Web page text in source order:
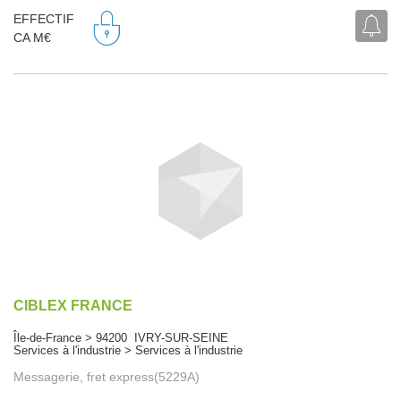
EFFECTIF
CA M€
CIBLEX FRANCE
Île-de-France > 94200 IVRY-SUR-SEINE
Services à l'industrie > Services à l'industrie
Messagerie, fret express(5229A)